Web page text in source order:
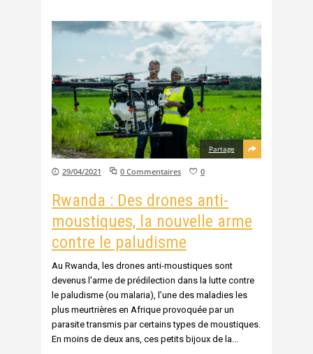
Partage
29/04/2021 0 Commentaires 0
Rwanda : Des drones anti-
moustiques, la nouvelle arme
contre le paludisme
Au Rwanda, les drones anti-moustiques sont
devenus l'arme de prédilection dans la lutte contre
le paludisme (ou malaria), l’une des maladies les
plus meurtrières en Afrique provoquée par un
parasite transmis par certains types de moustiques.
En moins de deux ans, ces petits bijoux de la